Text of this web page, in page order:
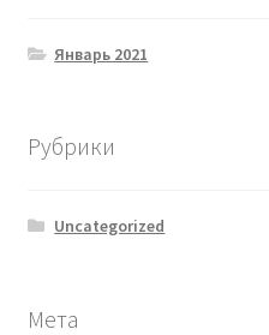
Январь 2021
Рубрики
Uncategorized
Мета